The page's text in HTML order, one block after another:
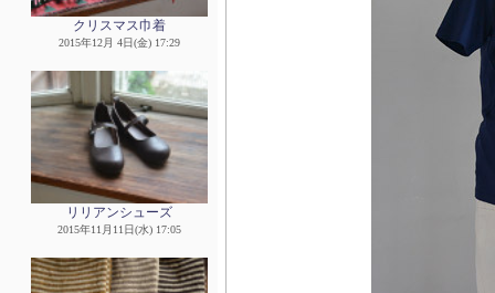
クリスマス巾着
2015年12月 4日(金) 17:29
リリアンシューズ
2015年11月11日(水) 17:05